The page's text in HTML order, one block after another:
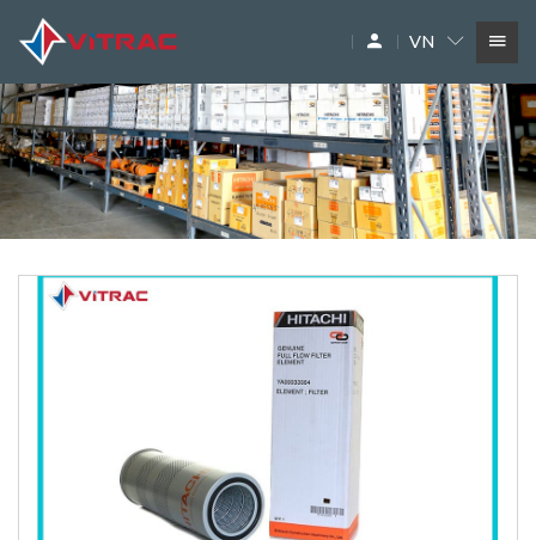
SIÊU THỊ MÁY XÂY DỰNG
THƯƠNG HIỆU
DỊCH VỤ
PHỤ TÙNG
VN